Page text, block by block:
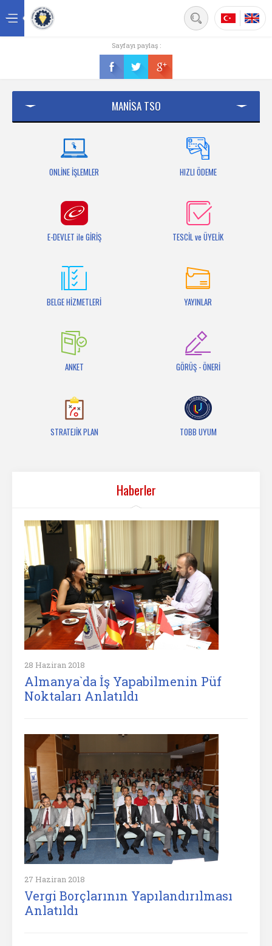
Üyelik
Bilgi Bankası
Sayfayı paylaş :
MANİSA TSO
ONLİNE İŞLEMLER HIZLI ÖDEME
E-DEVLET ile GİRİŞ TESCİL ve ÜYELİK
BELGE HİZMETLERİ YAYINLAR
ANKET GÖRÜŞ - ÖNERİ
STRATEJİK PLAN TOBB UYUM
Haberler
28 Haziran 2018
Almanya`da İş Yapabilmenin Püf
Noktaları Anlatıldı
27 Haziran 2018
Vergi Borçlarının Yapılandırılması
Anlatıldı